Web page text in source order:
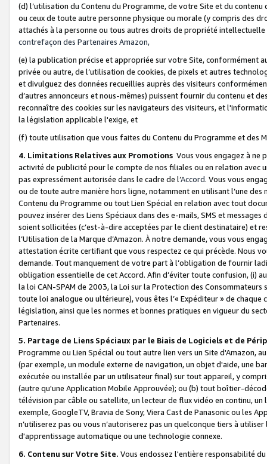
(d) l’utilisation du Contenu du Programme, de votre Site et du
ou ceux de toute autre personne physique ou morale (y compris des
attachés à la personne ou tous autres droits de propriété
contrefaçon des Partenaires Amazon,
(e) la publication précise et appropriée sur votre Site, conformément
privée ou autre, de l’utilisation de cookies, de pixels et autres
et divulguez des données recueillies auprès des visiteurs
d’autres annonceurs et nous-mêmes) puissent fournir du contenu et
reconnaître des cookies sur les navigateurs des visiteurs, et
la législation applicable l'exige, et
(f) toute utilisation que vous faites du Contenu du Programme et des
4. Limitations Relatives aux Promotions Vous vous engagez à ne
activité de publicité pour le compte de nos filiales ou en relation avec
pas expressément autorisée dans le cadre de l’Accord. Vous vous
ou de toute autre manière hors ligne, notamment en utilisant l’une
Contenu du Programme ou tout Lien Spécial en relation avec tout
pouvez insérer des Liens Spéciaux dans des e-mails, SMS et
soient sollicitées (c’est-à-dire acceptées par le client destinataire) et
l’Utilisation de la Marque d’Amazon. À notre demande, vous vous
attestation écrite certifiant que vous respectez ce qui précède. Nous
demande. Tout manquement de votre part à l’obligation de fournir
obligation essentielle de cet Accord. Afin d’éviter toute confusion, (i)
la loi CAN-SPAM de 2003, la Loi sur la Protection des
toute loi analogue ou ultérieure), vous êtes l’« Expéditeur » de
législation, ainsi que les normes et bonnes pratiques en vigueur du
Partenaires.
5. Partage de Liens Spéciaux par le Biais de Logiciels et de
Programme ou Lien Spécial ou tout autre lien vers un Site d'Amazon,
(par exemple, un module externe de navigation, un objet d'aide, une
exécutée ou installée par un utilisateur final) sur tout appareil, y
(autre qu'une Application Mobile Approuvée); ou (b) tout boîtier-
télévision par câble ou satellite, un lecteur de flux vidéo en continu,
exemple, GoogleTV, Bravia de Sony, Viera Cast de Panasonic ou les
n’utiliserez pas ou vous n’autoriserez pas un quelconque tiers à
d'apprentissage automatique ou une technologie connexe.
6. Contenu sur Votre Site. Vous endossez l'entière responsabilité